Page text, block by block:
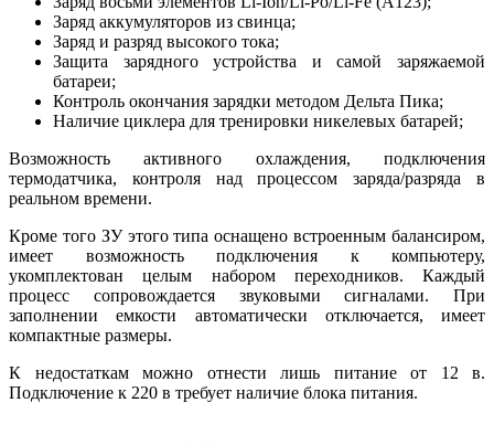
Заряд аккумуляторов из свинца;
Заряд и разряд высокого тока;
Защита зарядного устройства и самой заряжаемой
батареи;
Контроль окончания зарядки методом Дельта Пика;
Наличие циклера для тренировки никелевых батарей;
Возможность активного охлаждения, подключения
термодатчика, контроля над процессом заряда/разряда в
реальном времени.
Кроме того ЗУ этого типа оснащено встроенным балансиром,
имеет возможность подключения к компьютеру,
укомплектован целым набором переходников. Каждый
процесс сопровождается звуковыми сигналами. При
заполнении емкости автоматически отключается, имеет
компактные размеры.
К недостаткам можно отнести лишь питание от 12 в.
Подключение к 220 в требует наличие блока питания.